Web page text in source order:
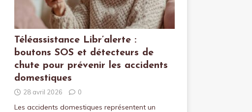
Téléassistance Libr’alerte :
boutons SOS et détecteurs de
chute pour prévenir les accidents
domestiques
28 avril 2026 0
Les accidents domestiques représentent un